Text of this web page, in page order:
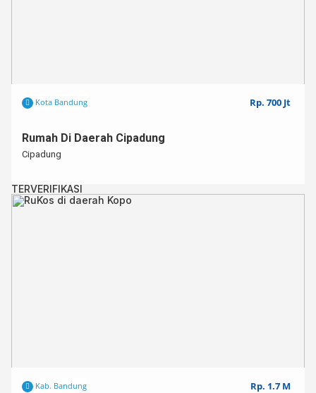
Kota Bandung Rp. 700 Jt
Rumah Di Daerah Cipadung
Cipadung
TERVERIFIKASI
Kab. Bandung Rp. 1.7 M